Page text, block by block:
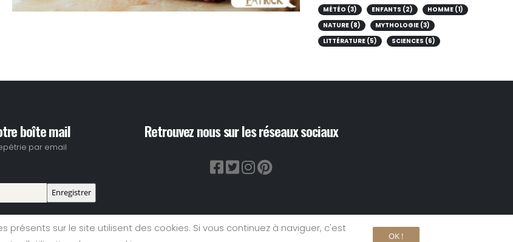
présents sur le site utilisent des cookies. Si vous continuez à naviguer, c'est
OK !
MÉTÉO (3)
ENFANTS (2)
HOMME (1)
NATURE (8)
MYTHOLOGIE (3)
LITTÉRATURE (5)
SCIENCES (6)
boîte mail
par email
Retrouvez nous sur les réseaux sociaux
|Plan du Site |Nous contacter - Copyright © 2023 Tous droits réservés par Salut Patrick